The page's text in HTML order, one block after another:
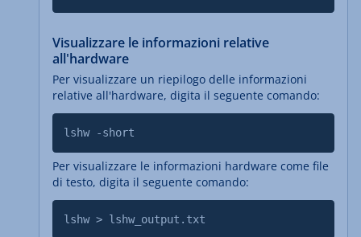
Visualizzare le informazioni relative
all'hardware
Per visualizzare un riepilogo delle informazioni
relative all'hardware, digita il seguente comando:
lshw -short
Per visualizzare le informazioni hardware come file
di testo, digita il seguente comando:
lshw > lshw_output.txt